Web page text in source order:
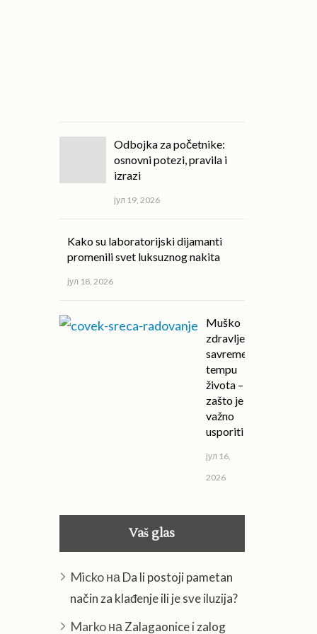
Odbojka za početnike:
osnovni potezi, pravila i
izrazi
јул 19, 2026
Kako su laboratorijski dijamanti
promenili svet luksuznog nakita
јул 18, 2026
Muško
zdravlje u
savremenom
tempu
života –
zašto je
važno
usporiti
јул 16,
2026
Vaš glas
Mickoна Da li postoji pametan
način za klađenje ili je sve iluzija?
Markoна Zalagaonice i zalog